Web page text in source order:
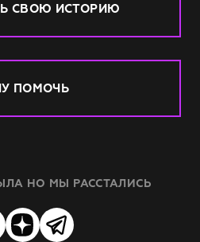
СВОЮ ИСТОРИЮ
ПОМОЧЬ
НО МЫ РАССТАЛИСЬ